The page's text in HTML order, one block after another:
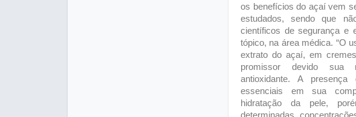
os benefícios do açaí vem
estudados, sendo que
científicos de segurança e
tópico, na área médica. “O
extrato do açaí, em
promissor devido sua
antioxidante. A
essenciais em sua
hidratação da pele,
determinadas